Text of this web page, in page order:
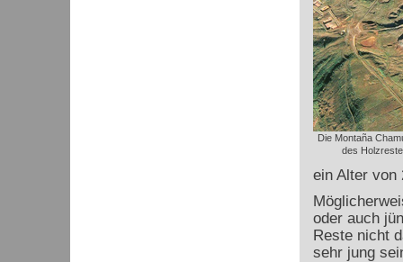
Die Montaña
des
ein Alter von
oder auch
Reste nicht
sehr jung